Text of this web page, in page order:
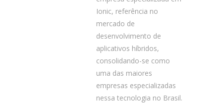
Ionic, referência no
mercado de
desenvolvimento de
aplicativos híbridos,
consolidando-se como
uma das maiores
empresas especializadas
nessa tecnologia no Brasil.